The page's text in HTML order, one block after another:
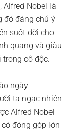
Alfred Nobel là
đó đáng chú ý
suốt đời cho
quang và giàu
trong cô độc.
ngày
ta ngạc nhiên
Alfred Nobel
đóng góp lớn